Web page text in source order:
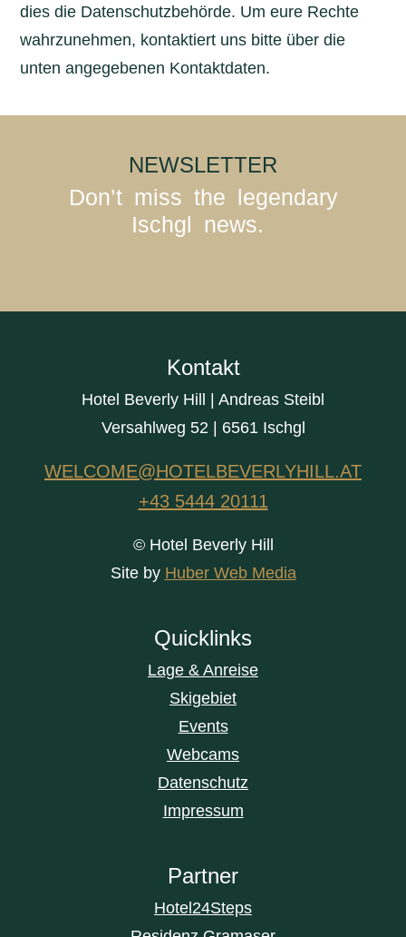
dies die Datenschutzbehörde. Um eure Rechte
wahrzunehmen, kontaktiert uns bitte über die
unten angegebenen Kontaktdaten.
NEWSLETTER
Don’t miss the legendary
Ischgl news.
Kontakt
Hotel Beverly Hill | Andreas Steibl
Versahlweg 52 | 6561 Ischgl
WELCOME@HOTELBEVERLYHILL.AT
+43 5444 20111
© Hotel Beverly Hill
Site by Huber Web Media
Quicklinks
Lage & Anreise
Skigebiet
Events
Webcams
Datenschutz
Impressum
Partner
Hotel24Steps